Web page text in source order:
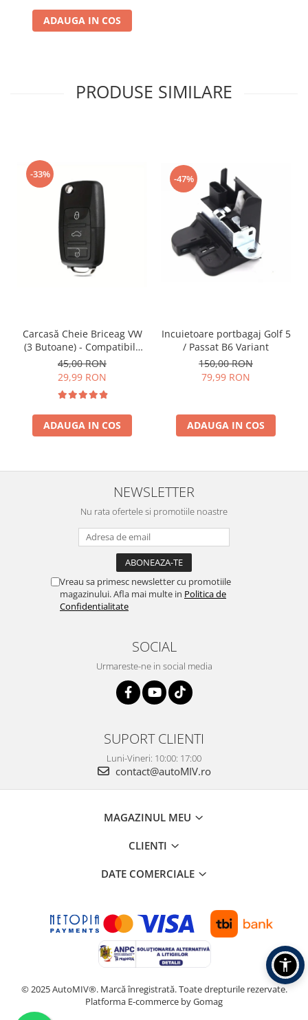
ADAUGA IN COS
PRODUSE SIMILARE
-33%
Carcasă Cheie Briceag VW
(3 Butoane) - Compatibilă
Golf 5, Jetta, Touran etc
45,00 RON
29,99 RON
ADAUGA IN COS
-47%
Incuietoare portbagaj Golf 5
/ Passat B6 Variant
150,00 RON
79,99 RON
ADAUGA IN COS
NEWSLETTER
Nu rata ofertele si promotiile noastre
Vreau sa primesc newsletter cu promotiile
magazinului. Afla mai multe in Politica de
Confidentialitate
SOCIAL
Urmareste-ne in social media
SUPORT CLIENTI
Luni-Vineri: 10:00: 17:00
contact@autoMIV.ro
MAGAZINUL MEU
CLIENTI
DATE COMERCIALE
© 2025 AutoMIV®. Marcă înregistrată. Toate drepturile rezervate.
Platforma E-commerce by Gomag